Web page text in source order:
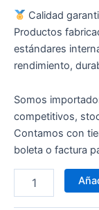
Calidad
Productos
estándares
rendimiento,
Somos
competitivos,
Contamos con
boleta o factura